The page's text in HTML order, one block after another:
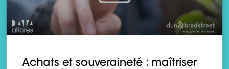
Achats et souveraineté : maîtriser